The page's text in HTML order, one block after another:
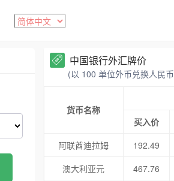
中国银行外汇牌价
(以 100 单位外币兑换人民
货币名称
买入价
阿联酋迪拉姆
192.49
澳大利亚元
467.76